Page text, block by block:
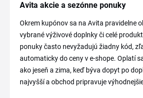
Avita akcie a sezónne ponuky
Okrem kupónov sa na Avita pravidelne
vybrané výživové doplnky či celé
ponuky často nevyžadujú žiadny kód,
automaticky do ceny v e-shope. Oplatí
ako jeseň a zima, keď býva dopyt po
najvyšší a obchod pripravuje